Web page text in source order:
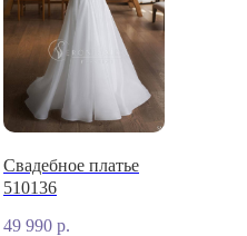
Свадебное платье
510136
49 990 р.